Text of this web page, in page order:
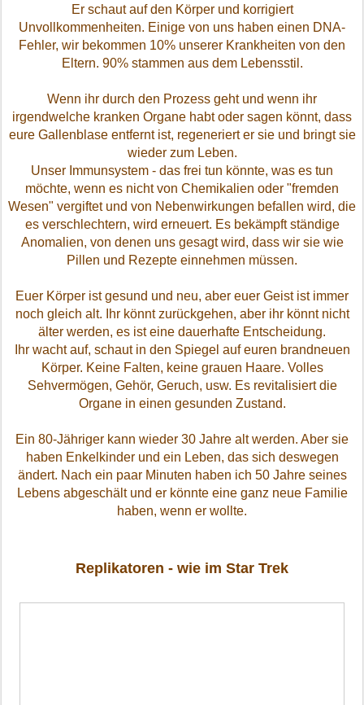
Er schaut auf den Körper und korrigiert
Unvollkommenheiten. Einige von uns haben einen DNA-
Fehler, wir bekommen 10% unserer Krankheiten von den
Eltern. 90% stammen aus dem Lebensstil.
Wenn ihr durch den Prozess geht und wenn ihr
irgendwelche kranken Organe habt oder sagen könnt, dass
eure Gallenblase entfernt ist, regeneriert er sie und bringt sie
wieder zum Leben.
Unser Immunsystem - das frei tun könnte, was es tun
möchte, wenn es nicht von Chemikalien oder "fremden
Wesen" vergiftet und von Nebenwirkungen befallen wird, die
es verschlechtern, wird erneuert. Es bekämpft ständige
Anomalien, von denen uns gesagt wird, dass wir sie wie
Pillen und Rezepte einnehmen müssen.
Euer Körper ist gesund und neu, aber euer Geist ist immer
noch gleich alt.
Ihr könnt zurückgehen, aber ihr könnt nicht
älter werden, es ist eine dauerhafte Entscheidung.
Ihr wacht auf, schaut in den Spiegel auf euren brandneuen
Körper. Keine Falten, keine grauen Haare. Volles
Sehvermögen, Gehör, Geruch, usw. Es revitalisiert die
Organe in einen gesunden Zustand.
Ein 80-Jähriger kann wieder 30 Jahre alt werden. Aber sie
haben Enkelkinder und ein Leben, das sich deswegen
ändert. Nach ein paar Minuten haben ich 50 Jahre seines
Lebens abgeschält und er könnte eine ganz neue Familie
haben, wenn er wollte.
Replikatoren - wie im Star Trek